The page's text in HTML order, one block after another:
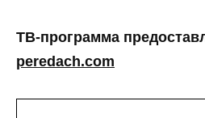
ТВ-программа
peredach.com